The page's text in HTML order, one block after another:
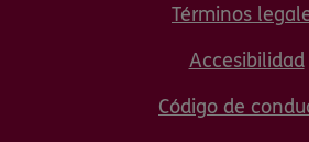
Términos
Accesibilidad
Código de